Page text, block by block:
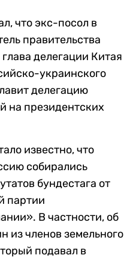
что экс-посол в
правительства
делегации Китая
украинского
делегацию
на президентских
известно, что
собирались
бундестага от
партии
В частности, об
из членов земельного
подавал в